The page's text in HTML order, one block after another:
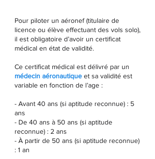
Pour piloter un aéronef (titulaire de
licence ou élève effectuant des vols solo),
il est obligatoire d’avoir un certificat
médical en état de validité.
Ce certificat médical est délivré par un
médecin aéronautique et sa validité est
variable en fonction de l’age :
- Avant 40 ans (si aptitude reconnue) : 5
ans
- De 40 ans à 50 ans (si aptitude
reconnue) : 2 ans
- À partir de 50 ans (si aptitude reconnue)
: 1 an